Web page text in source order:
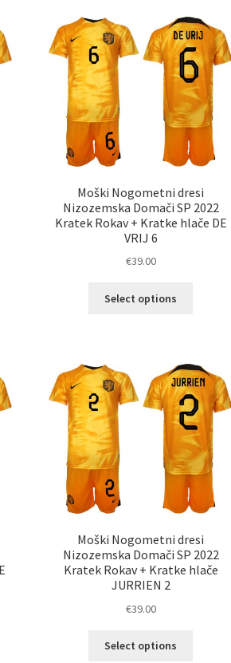
Moški Nogometni dresi
Nizozemska Domači SP 2022
Kratek Rokav + Kratke hlače DE
VRIJ 6
€39.00
Select options
različic.
Možnosti
lahko
izberete
na
strani
izdelka
Moški Nogometni dresi
Nizozemska Domači SP 2022
Kratek Rokav + Kratke hlače
JURRIEN 2
€39.00
Select options